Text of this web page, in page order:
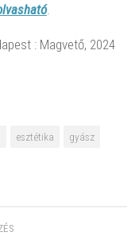
.
: Magvető, 2024
esztétika
gyász